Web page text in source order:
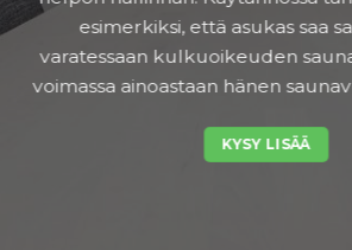
esimerkiksi, että asukas saa
varatessaan kulkuoikeuden
voimassa ainoastaan hänen
KYSY LISÄÄ